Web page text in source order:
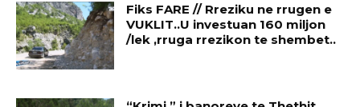
Fiks FARE // Rreziku ne rrugen e
VUKLIT..U investuan 160 miljon
/lek ,rruga rrezikon te shembet..